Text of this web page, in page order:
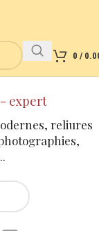
0 /
- expert
reliures